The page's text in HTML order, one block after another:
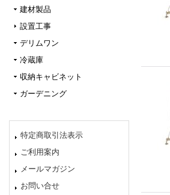
建材製品
設置工事
デリムワン
冷蔵庫
収納キャビネット
ガーデニング
特定商取引法表示
ご利用案内
メールマガジン
お問い合せ